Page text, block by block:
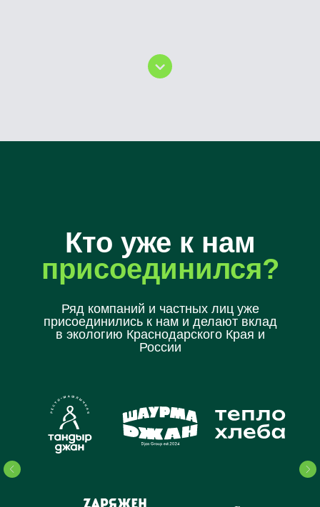
Кто уже к нам
присоединился?
Ряд компаний и частных лиц уже
присоединились к нам и делают вклад
в экологию Краснодарского Края и
России